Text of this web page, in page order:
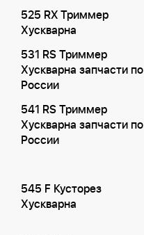
525 RX Триммер
Хускварна
531 RS Триммер
Хускварна запчасти по
России
541 RS Триммер
Хускварна запчасти по
России
545 F Кусторез
Хускварна